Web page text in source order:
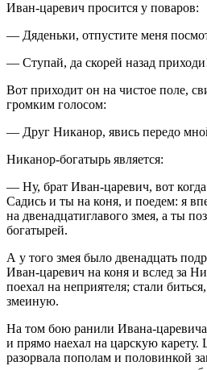
Иван-царевич просится у поваров:
— Дяденьки, отпустите меня
— Ступай, да скорей назад
Вот приходит он на чистое поле,
громким голосом:
— Друг Никанор, явись передо
Никанор-богатырь является:
— Ну, брат Иван-царевич, вот
Садись и ты на коня, и поедем: я
на двенадцатиглавого змея, а ты
богатырей.
А у того змея было двенадцать
Иван-царевич на коня и вслед за
поехал на неприятеля; стали
змеиную.
На том бою ранили Ивана-
и прямо наехал на царскую карету.
разорвала пополам и половинкой